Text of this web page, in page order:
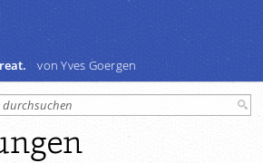
von Yves Goergen